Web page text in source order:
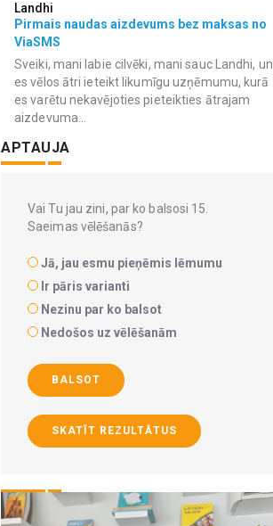
Landhi
Pirmais naudas aizdevums bez maksas no
ViaSMS
Sveiki, mani labie cilvēki, mani sauc Landhi, un
es vēlos ātri ieteikt likumīgu uzņēmumu, kurā
es varētu nekavējoties pieteikties ātrajam
aizdevuma...
APTAUJA
Vai Tu jau zini, par ko balsosi 15.
Saeimas vēlēšanās?
Jā, jau esmu pieņēmis lēmumu
Ir pāris varianti
Nezinu par ko balsot
Nedošos uz vēlēšanām
BALSOT
SKATĪT REZULTĀTUS